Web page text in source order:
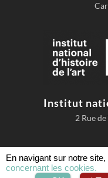
Institut
2 Rue
Accessibilité
En navigant sur notre
concernant les cookies.